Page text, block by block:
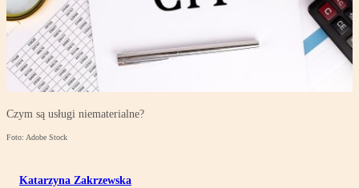
Czym są usługi niematerialne?
Foto: Adobe Stock
Katarzyna Zakrzewska